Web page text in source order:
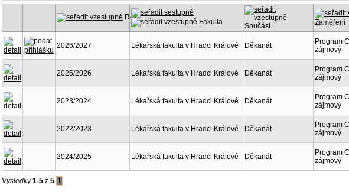
Rok
Fakulta Součást Zaměření
2026/2027 Lékařská fakulta v Hradci Králové Děkanát
Program
zájmový
2025/2026 Lékařská fakulta v Hradci Králové Děkanát
Program
zájmový
2023/2024 Lékařská fakulta v Hradci Králové Děkanát
Program
zájmový
2022/2023 Lékařská fakulta v Hradci Králové Děkanát
Program
zájmový
2024/2025 Lékařská fakulta v Hradci Králové Děkanát
Program
zájmový
Výsledky1-5 z 5 1